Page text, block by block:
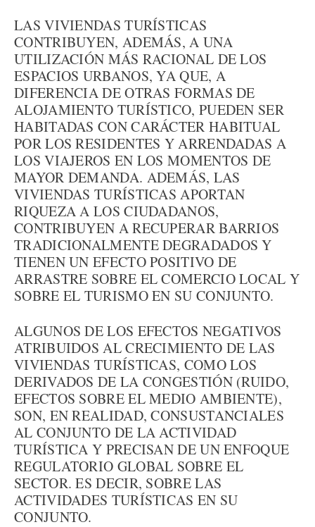
LAS VIVIENDAS TURÍSTICAS
CONTRIBUYEN, ADEMÁS, A UNA
UTILIZACIÓN MÁS RACIONAL DE LOS
ESPACIOS URBANOS, YA QUE, A
DIFERENCIA DE OTRAS FORMAS DE
ALOJAMIENTO TURÍSTICO, PUEDEN SER
HABITADAS CON CARÁCTER HABITUAL
POR LOS RESIDENTES Y ARRENDADAS A
LOS VIAJEROS EN LOS MOMENTOS DE
MAYOR DEMANDA. ADEMÁS, LAS
VIVIENDAS TURÍSTICAS APORTAN
RIQUEZA A LOS CIUDADANOS,
CONTRIBUYEN A RECUPERAR BARRIOS
TRADICIONALMENTE DEGRADADOS Y
TIENEN UN EFECTO POSITIVO DE
ARRASTRE SOBRE EL COMERCIO LOCAL Y
SOBRE EL TURISMO EN SU CONJUNTO.
ALGUNOS DE LOS EFECTOS NEGATIVOS
ATRIBUIDOS AL CRECIMIENTO DE LAS
VIVIENDAS TURÍSTICAS, COMO LOS
DERIVADOS DE LA CONGESTIÓN (RUIDO,
EFECTOS SOBRE EL MEDIO AMBIENTE),
SON, EN REALIDAD, CONSUSTANCIALES
AL CONJUNTO DE LA ACTIVIDAD
TURÍSTICA Y PRECISAN DE UN ENFOQUE
REGULATORIO GLOBAL SOBRE EL
SECTOR. ES DECIR, SOBRE LAS
ACTIVIDADES TURÍSTICAS EN SU
CONJUNTO.